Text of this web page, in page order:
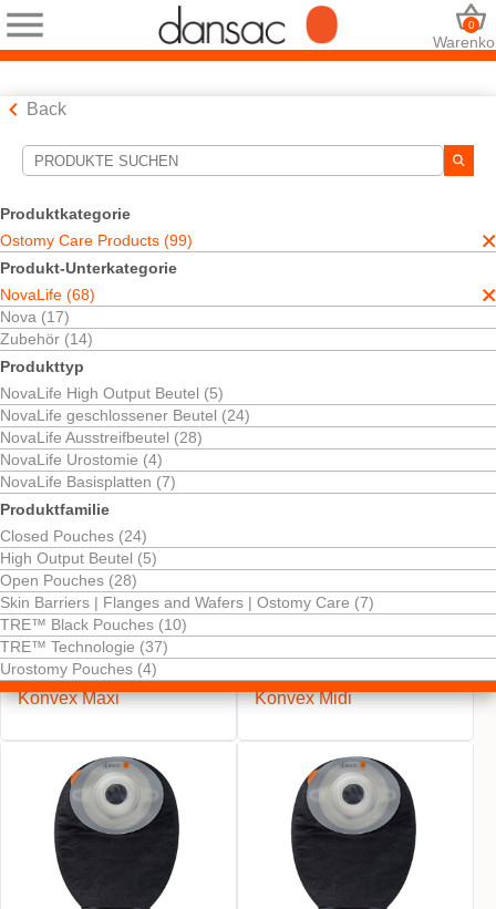
0
Back
Produktkategorie
Ostomy Care Products (99)
Produkt-Unterkategorie
NovaLife (68)
Nova (17)
Zubehör (14)
Produkttyp
NovaLife High Output Beutel (5)
NovaLife geschlossener Beutel (24)
NovaLife Ausstreifbeutel (28)
NovaLife Urostomie (4)
NovaLife Basisplatten (7)
Produktfamilie
Closed Pouches (24)
High Output Beutel (5)
Open Pouches (28)
Skin Barriers | Flanges and Wafers | Ostomy Care (7)
TRE™ Black Pouches (10)
TRE™ Technologie (37)
Urostomy Pouches (4)
Suchwerkzeuge
Ihre Auswahl:
Ostomy Care Products
NovaLife
Sortieren nach:
Kostenlos testen
NovaLife TRE™ 1 Black
Ausstreifbeutel Soft
Konvex Maxi
Kostenlos testen
NovaLife TRE™ 1 Black
Ausstreifbeutel Soft
Konvex Midi